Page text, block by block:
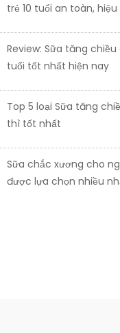
trẻ 10 tuổi an toàn,
Review: Sữa tăng
tuổi tốt nhất hiện nay
Top 5 loại Sữa tăng
thì tốt nhất
Sữa chắc xương cho
được lựa chọn nhiều